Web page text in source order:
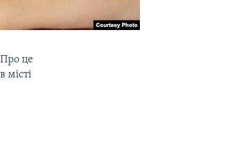
Про це
місті